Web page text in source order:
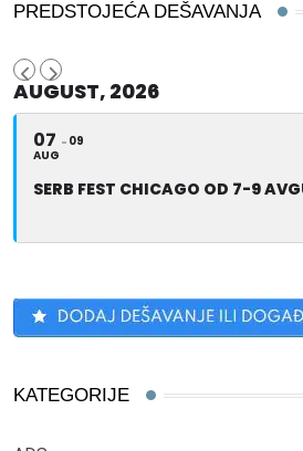
PREDSTOJEĆA DEŠAVANJA
AUGUST, 2026
07
AUG
09
SERB FEST CHICAGO OD 7-9
KATEGORIJE